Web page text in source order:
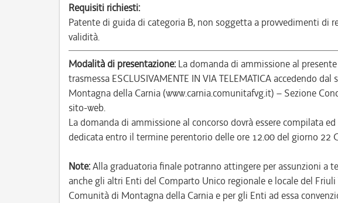
Requisiti richiesti:
Patente di guida di categoria B, non soggetta a provvedimenti di
validità.
Modalità di presentazione: La domanda di ammissione al
trasmessa ESCLUSIVAMENTE IN VIA TELEMATICA accedendo
Montagna della Carnia (www.carnia.comunitafvg.it) – Sezione
sito-web.
La domanda di ammissione al concorso dovrà essere compilata
dedicata entro il termine perentorio delle ore 12.00 del giorno 22
Note:Alla graduatoria finale potranno attingere per assunzioni a
anche gli altri Enti del Comparto Unico regionale e locale del
Comunità di Montagna della Carnia e per gli Enti ad essa